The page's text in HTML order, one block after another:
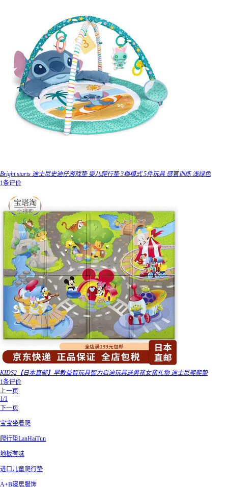
Bright starts 迪士尼史迪仔游戏垫 婴儿爬行垫 3档模式 5件玩具 感官训练 浅绿色
1条评价
KIDS2【日本直邮】早教益智玩具智力启迪玩具送男孩女孩礼物 迪士尼爬爬垫
1条评价
上一页
1/1
下一页
宝宝坐着爬
爬行垫LanHaiTun
地板有味
进口儿童爬行垫
A+B寝居服饰